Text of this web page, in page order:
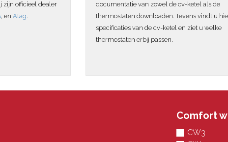
zijn officieel dealer
, en Atag.
documentatie van zowel de cv-ketel als de
thermostaten downloaden. Tevens vindt u
specificaties van de cv-ketel en ziet u welke
thermostaten erbij passen.
Comfort
CW3